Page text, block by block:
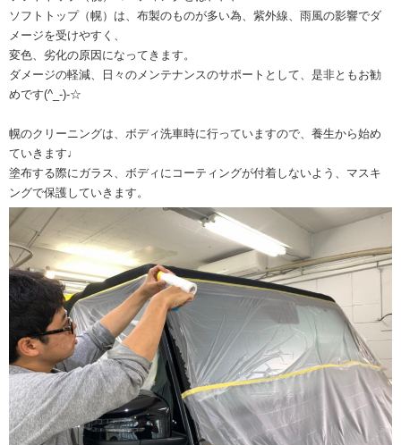
ソフトトップ（幌）は、布製のものが多い為、紫外線、雨風の影響でダ
メージを受けやすく、
変色、劣化の原因になってきます。
ダメージの軽減、日々のメンテナンスのサポートとして、是非ともお勧
めです(^_-)-☆
幌のクリーニングは、ボディ洗車時に行っていますので、養生から始め
ていきます♩
塗布する際にガラス、ボディにコーティングが付着しないよう、マスキ
ングで保護していきます。